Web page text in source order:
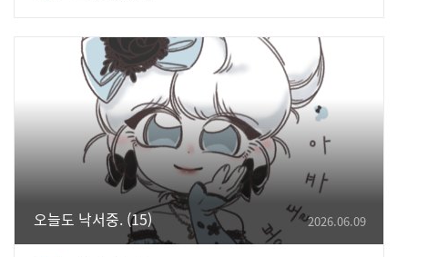
오늘도 낙서중. 15 2026.06.09